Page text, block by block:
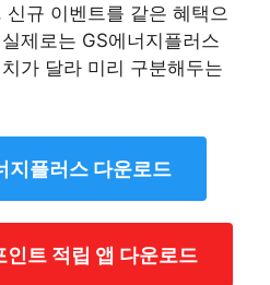
규 이벤트를 같은 혜택으
제로는 GS에너지플러스
가 달라 미리 구분해두는
지플러스 다운로드
인트 적립 앱 다운로드